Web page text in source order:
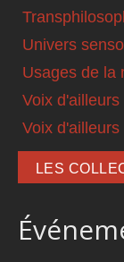
Univers
Usages de la
Voix d'ailleurs
Voix
LES